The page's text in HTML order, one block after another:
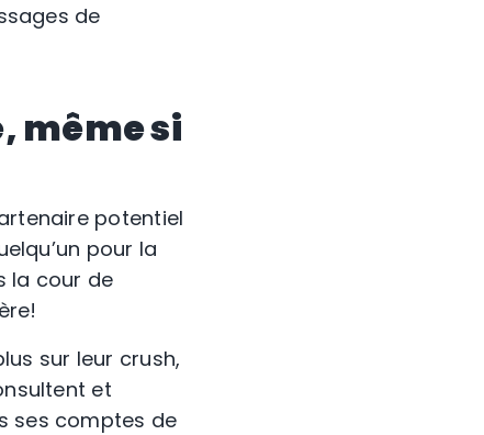
de
même si
potentiel
pour la
la cour de
sur leur crush,
et
ses comptes de